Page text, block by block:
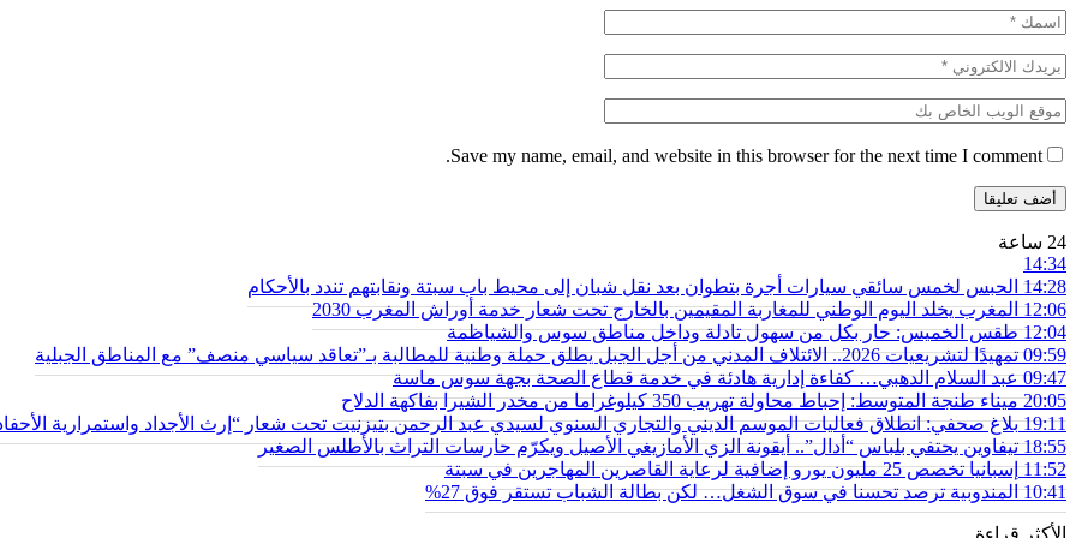
Save my name, email, and website in this browser for the next time I comment.
24 ساعة
14:34
14:28 الحبس لخمس سائقي سيارات أجرة بتطوان بعد نقل شبان إلى محيط باب سبتة ونقابتهم تندد بالأحكام
12:06 المغرب يخلد اليوم الوطني للمغاربة المقيمين بالخارج تحت شعار خدمة أوراش المغرب 2030
12:04 طقس الخميس: ﺣﺎﺭ بكل من سهول تادلة وداخل مناطق سوس والشياظمة
09:59 تمهيدًا لتشريعيات 2026.. الائتلاف المدني من أجل الجبل يطلق حملة وطنية للمطالبة بـ”تعاقد سياسي منصف” مع المناطق الجبلية
09:47 عبد السلام الدهبي… كفاءة إدارية هادئة في خدمة قطاع الصحة بجهة سوس ماسة
20:05 ميناء طنجة المتوسط: إحباط محاولة تهريب 350 كيلوغراما من مخدر الشيرا بفاكهة الدلاح
19:11 بلاغ صحفي: انطلاق فعاليات الموسم الديني والتجاري السنوي لسيدي عبد الرحمن بتيزنيت تحت شعار “إرث الأجداد واستمرارية
18:55 تيفاوين يحتفي بلباس “أدال”.. أيقونة الزي الأمازيغي الأصيل ويكرّم حارسات التراث بالأطلس الصغير
11:52 إسبانيا تخصص 25 مليون يورو إضافية لرعاية القاصرين المهاجرين في سبتة
10:41 المندوبية ترصد تحسنا في سوق الشغل… لكن بطالة الشباب تستقر فوق 27%
الأكثر قراءة